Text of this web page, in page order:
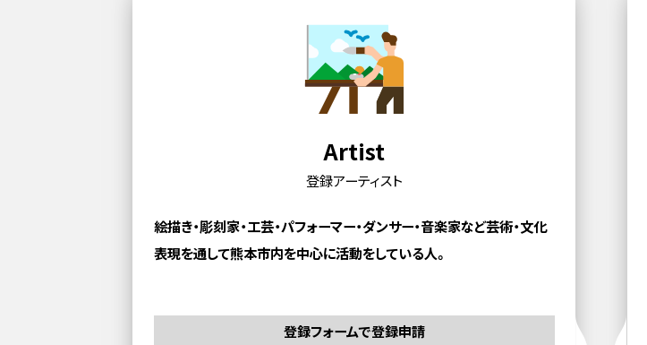
Artist
登録アーティスト
絵描き・彫刻家・工芸・パフォーマー・ダンサー・音楽家など芸術・文化
表現を通して熊本市内を中心に活動をしている人。
登録フォームで登録申請